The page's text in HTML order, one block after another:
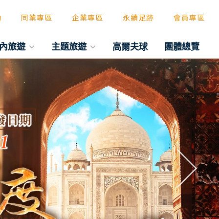
同業專區 企業專區 永續足跡 會員專區
旅遊 主題旅遊 高爾夫球 團體總覽
往後